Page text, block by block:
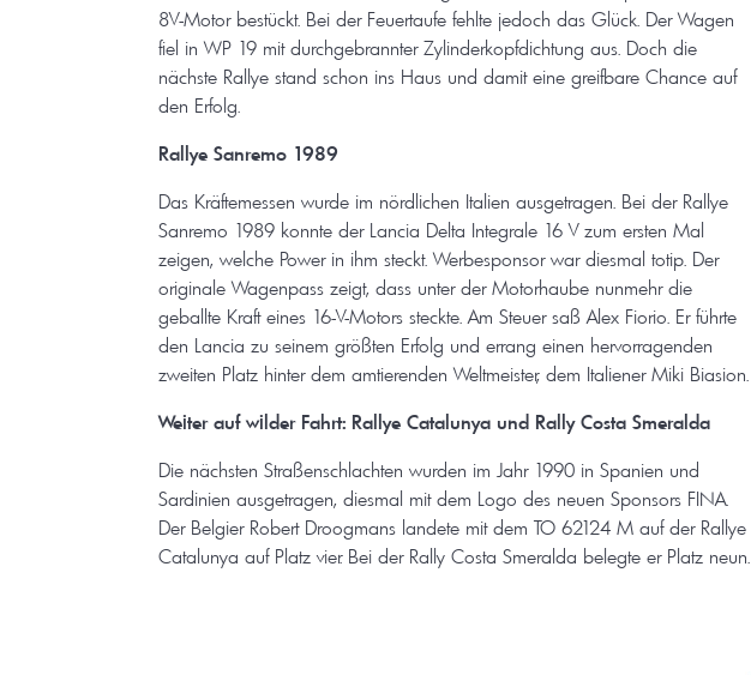
8V-Motor bestückt. Bei der Feuertaufe fehlte jedoch das Glück. Der Wagen
fiel in WP 19 mit durchgebrannter Zylinderkopfdichtung aus. Doch die
nächste Rallye stand schon ins Haus und damit eine greifbare Chance auf
den Erfolg.
Rallye Sanremo 1989
Das Kräftemessen wurde im nördlichen Italien ausgetragen. Bei der Rallye
Sanremo 1989 konnte der Lancia Delta Integrale 16 V zum ersten Mal
zeigen, welche Power in ihm steckt. Werbesponsor war diesmal totip. Der
originale Wagenpass zeigt, dass unter der Motorhaube nunmehr die
geballte Kraft eines 16-V-Motors steckte. Am Steuer saß Alex Fiorio. Er führte
den Lancia zu seinem größten Erfolg und errang einen hervorragenden
zweiten Platz hinter dem amtierenden Weltmeister, dem Italiener Miki Biasion.
Weiter auf wilder Fahrt: Rallye Catalunya und Rally Costa Smeralda
Die nächsten Straßenschlachten wurden im Jahr 1990 in Spanien und
Sardinien ausgetragen, diesmal mit dem Logo des neuen Sponsors FINA.
Der Belgier Robert Droogmans landete mit dem TO 62124 M auf der Rallye
Catalunya auf Platz vier. Bei der Rally Costa Smeralda belegte er Platz neun.